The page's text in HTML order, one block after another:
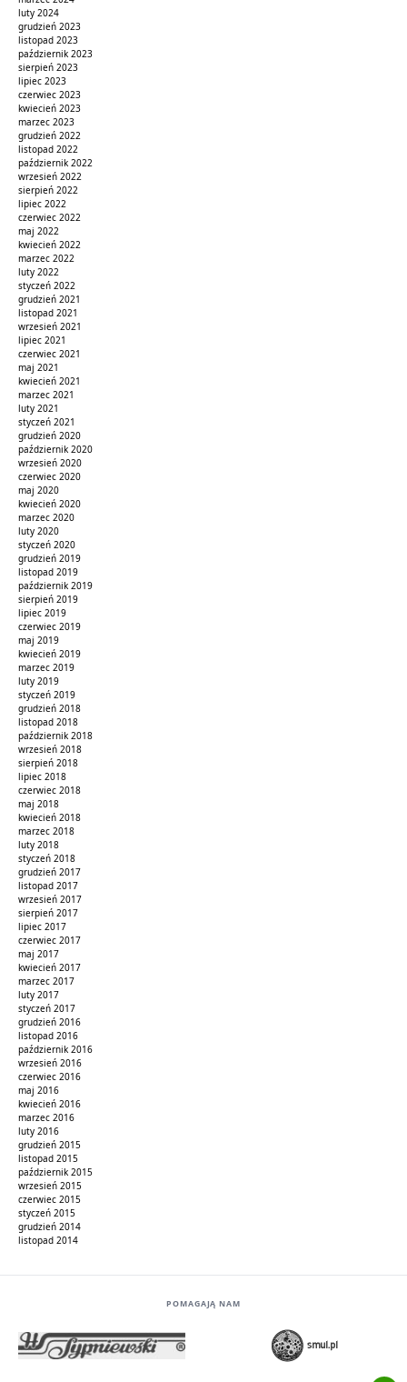
luty 2024
grudzień 2023
listopad 2023
październik 2023
sierpień 2023
lipiec 2023
czerwiec 2023
kwiecień 2023
marzec 2023
grudzień 2022
listopad 2022
październik 2022
wrzesień 2022
sierpień 2022
lipiec 2022
czerwiec 2022
maj 2022
kwiecień 2022
marzec 2022
luty 2022
styczeń 2022
grudzień 2021
listopad 2021
wrzesień 2021
lipiec 2021
czerwiec 2021
maj 2021
kwiecień 2021
marzec 2021
luty 2021
styczeń 2021
grudzień 2020
październik 2020
wrzesień 2020
czerwiec 2020
maj 2020
kwiecień 2020
marzec 2020
luty 2020
styczeń 2020
grudzień 2019
listopad 2019
październik 2019
sierpień 2019
lipiec 2019
czerwiec 2019
maj 2019
kwiecień 2019
marzec 2019
luty 2019
styczeń 2019
grudzień 2018
listopad 2018
październik 2018
wrzesień 2018
sierpień 2018
lipiec 2018
czerwiec 2018
maj 2018
kwiecień 2018
marzec 2018
luty 2018
styczeń 2018
grudzień 2017
listopad 2017
wrzesień 2017
sierpień 2017
lipiec 2017
czerwiec 2017
maj 2017
kwiecień 2017
marzec 2017
luty 2017
styczeń 2017
grudzień 2016
listopad 2016
październik 2016
wrzesień 2016
czerwiec 2016
maj 2016
kwiecień 2016
marzec 2016
luty 2016
grudzień 2015
listopad 2015
październik 2015
wrzesień 2015
czerwiec 2015
styczeń 2015
grudzień 2014
listopad 2014
POMAGAJĄ NAM